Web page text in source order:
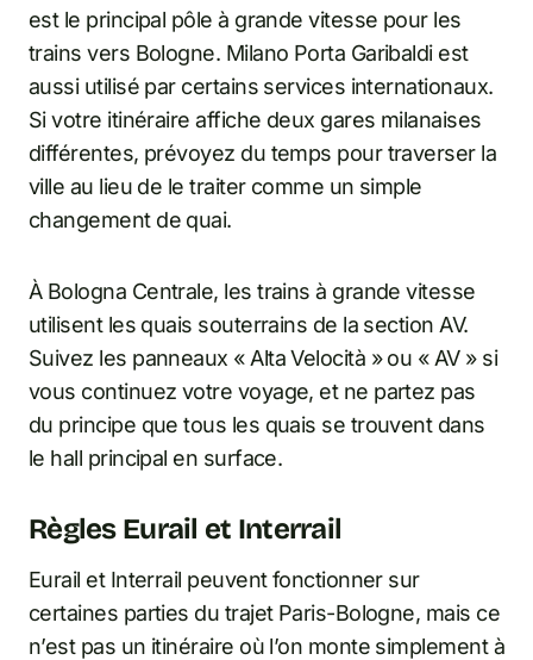
est le principal pôle à grande vitesse pour les
trains vers Bologne. Milano Porta Garibaldi est
aussi utilisé par certains services internationaux.
Si votre itinéraire affiche deux gares milanaises
différentes, prévoyez du temps pour traverser la
ville au lieu de le traiter comme un simple
changement de quai.
À Bologna Centrale, les trains à grande vitesse
utilisent les quais souterrains de la section AV.
Suivez les panneaux « Alta Velocità » ou « AV » si
vous continuez votre voyage, et ne partez pas
du principe que tous les quais se trouvent dans
le hall principal en surface.
Règles Eurail et Interrail
Eurail et Interrail peuvent fonctionner sur
certaines parties du trajet Paris-Bologne, mais ce
n’est pas un itinéraire où l’on monte simplement à